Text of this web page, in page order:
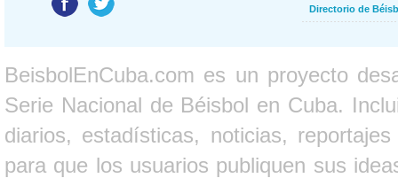
Directorio de
BeisbolEnCuba.com es un proyecto
Serie Nacional de Béisbol en Cuba.
diarios, estadísticas, noticias,
para que los usuarios publiquen sus